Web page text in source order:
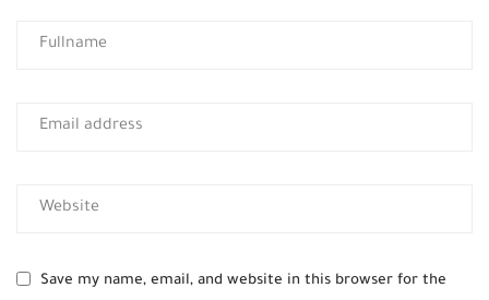
Save my name, email, and website in this browser for the